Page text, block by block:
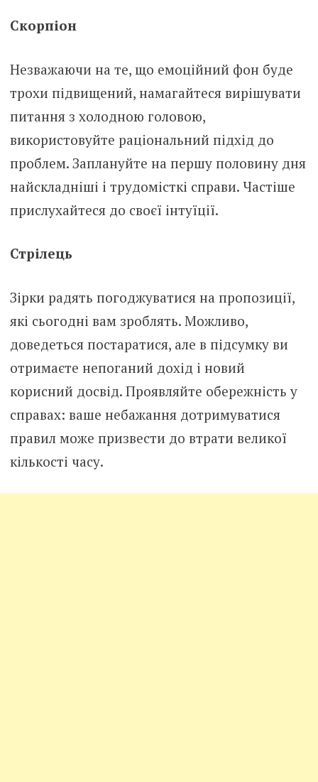
Скорпіон
Незважаючи на те, що емоційний фон буде
трохи підвищений, намагайтеся вирішувати
питання з холодною головою,
використовуйте раціональний підхід до
проблем. Заплануйте на першу половину дня
найскладніші і трудомісткі справи. Частіше
прислухайтеся до своєї інтуїції.
Стрілець
Зірки радять погоджуватися на пропозиції,
які сьогодні вам зроблять. Можливо,
доведеться постаратися, але в підсумку ви
отримаєте непоганий дохід і новий
корисний досвід. Проявляйте обережність у
справах: ваше небажання дотримуватися
правил може призвести до втрати великої
кількості часу.